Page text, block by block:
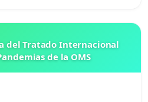
del Tratado Internacional
de la OMS